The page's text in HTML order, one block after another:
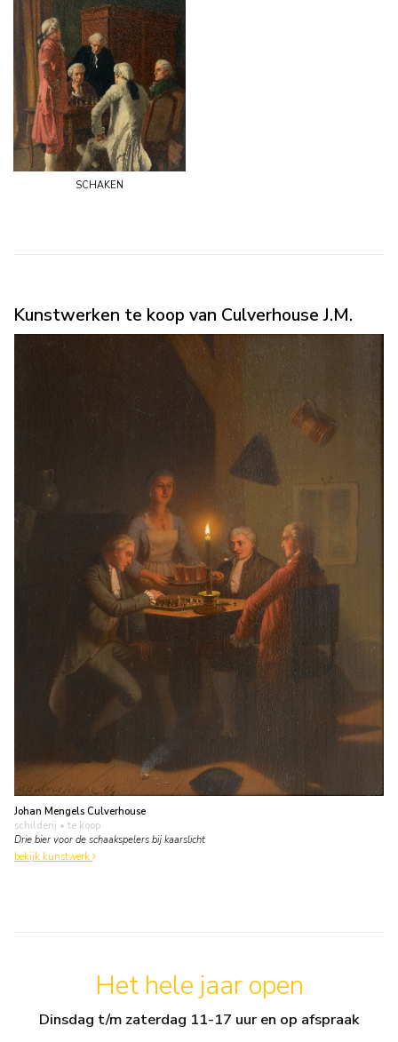
schaken
Kunstwerken te koop van Culverhouse J.M.
Johan Mengels Culverhouse
schilderij • te koop
Drie bier voor de schaakspelers bij kaarslicht
bekijk kunstwerk
Het hele jaar open
Dinsdag t/m zaterdag 11-17 uur en op afspraak